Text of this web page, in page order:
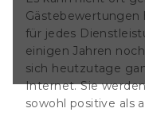
hat, und viel
bleiben. Denn
für
zu sein
die
Initiativen für
für jedes
einigen Jahren
sich heutzutage
Internet. Sie
sowohl positive als